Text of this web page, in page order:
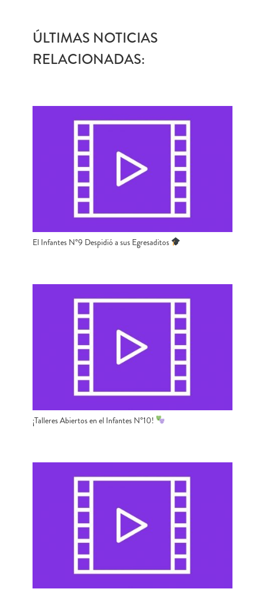
ÚLTIMAS NOTICIAS
RELACIONADAS:
El Infantes N°9 Despidió a sus Egresaditos
¡Talleres Abiertos en el Infantes N°10!